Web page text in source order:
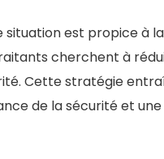
est propice à
cherchent à
Cette stratégie
de la sécurité et